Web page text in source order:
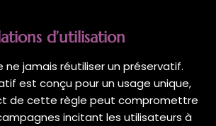
d’utilisation
ne jamais réutiliser un préservatif.
est conçu pour un usage unique,
de cette règle peut compromettre
incitant les utilisateurs à